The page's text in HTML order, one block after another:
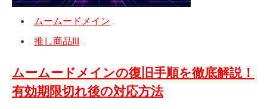
ド
メ
イ
ン
WP
ホ
ムームードメイン
推し商品III
ムームードメインの復旧手順を徹底解説！
有効期限切れ後の対応方法